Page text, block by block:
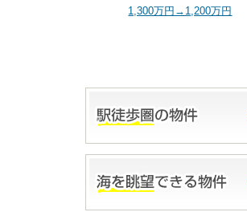
1,300万円→1,200万円